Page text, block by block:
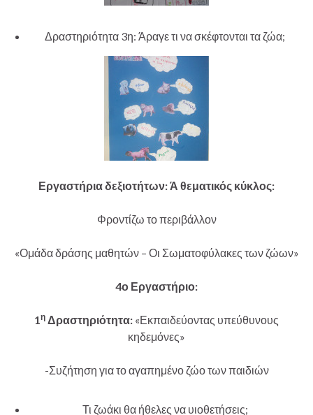
Δραστηριότητα 3η: Άραγε τι να σκέφτονται τα ζώα;
Εργαστήρια δεξιοτήτων: Ά θεματικός κύκλος:
Φροντίζω το περιβάλλον
«Ομάδα δράσης μαθητών – Οι Σωματοφύλακες των ζώων»
4ο Εργαστήριο:
1η Δραστηριότητα: «Εκπαιδεύοντας υπεύθυνους
κηδεμόνες»
-Συζήτηση για το αγαπημένο ζώο των παιδιών
Τι ζωάκι θα ήθελες να υιοθετήσεις;